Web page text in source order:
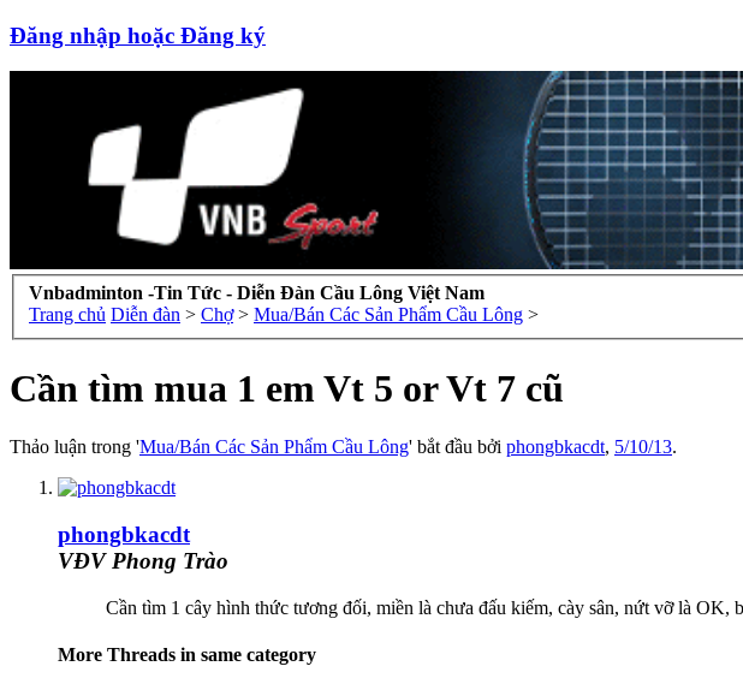
Đăng nhập hoặc Đăng ký
Vnbadminton -Tin Tức - Diễn Đàn Cầu Lông Việt Nam
Trang chủ Diễn đàn > Chợ > Mua/Bán Các Sản Phẩm Cầu Lông >
Cần tìm mua 1 em Vt 5 or Vt 7 cũ
Thảo luận trong 'Mua/Bán Các Sản Phẩm Cầu Lông' bắt đầu bởi phongbkacdt, 5/10/13.
phongbkacdt
VĐV Phong Trào
Cần tìm 1 cây hình thức tương đối, miền là chưa đấu kiếm, cày sân, nứt vỡ là
More Threads in same category